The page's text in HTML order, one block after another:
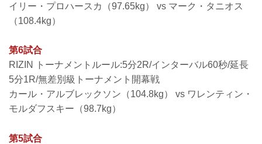
イリー・プロハースカ（97.65kg） vs マーク・タニオス
（108.4kg）
第6試合
RIZIN トーナメントルール:5分2R/インターバル60秒/延長
5分1R/無差別級トーナメント開幕戦
カール・アルブレックソン（104.8kg） vs ワレンティン・
モルダフスキー（98.7kg）
第5試合